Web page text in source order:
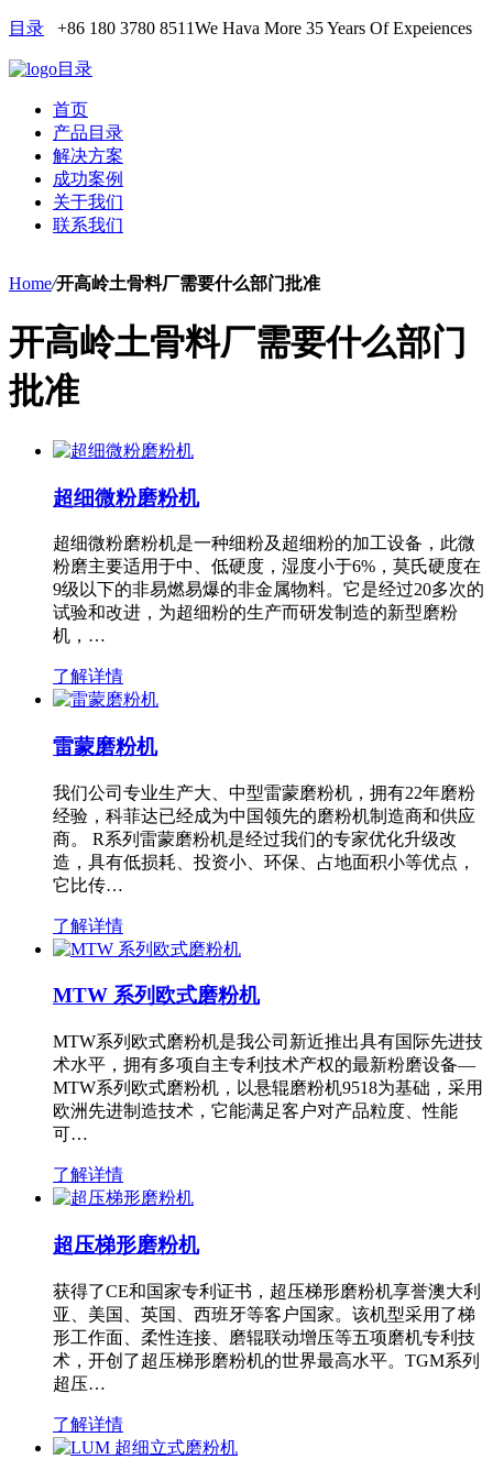
目录 +86 180 3780 8511We Hava More 35 Years Of Expeiences
目录
首页
产品目录
解决方案
成功案例
关于我们
联系我们
Home/开高岭土骨料厂需要什么部门批准
开高岭土骨料厂需要什么部门
批准
超细微粉磨粉机
超细微粉磨粉机是一种细粉及超细粉的加工设备，此微
粉磨主要适用于中、低硬度，湿度小于6%，莫氏硬度在
9级以下的非易燃易爆的非金属物料。它是经过20多次的
试验和改进，为超细粉的生产而研发制造的新型磨粉
机，…
了解详情
雷蒙磨粉机
我们公司专业生产大、中型雷蒙磨粉机，拥有22年磨粉
经验，科菲达已经成为中国领先的磨粉机制造商和供应
商。 R系列雷蒙磨粉机是经过我们的专家优化升级改
造，具有低损耗、投资小、环保、占地面积小等优点，
它比传…
了解详情
MTW 系列欧式磨粉机
MTW系列欧式磨粉机是我公司新近推出具有国际先进技
术水平，拥有多项自主专利技术产权的最新粉磨设备—
MTW系列欧式磨粉机，以悬辊磨粉机9518为基础，采用
欧洲先进制造技术，它能满足客户对产品粒度、性能
可…
了解详情
超压梯形磨粉机
获得了CE和国家专利证书，超压梯形磨粉机享誉澳大利
亚、美国、英国、西班牙等客户国家。该机型采用了梯
形工作面、柔性连接、磨辊联动增压等五项磨机专利技
术，开创了超压梯形磨粉机的世界最高水平。TGM系列
超压…
了解详情